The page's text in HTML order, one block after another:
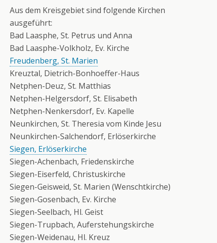
Aus dem Kreisgebiet sind folgende Kirchen
ausgeführt:
Bad Laasphe, St. Petrus und Anna
Bad Laasphe-Volkholz, Ev. Kirche
Freudenberg, St. Marien
Kreuztal, Dietrich-Bonhoeffer-Haus
Netphen-Deuz, St. Matthias
Netphen-Helgersdorf, St. Elisabeth
Netphen-Nenkersdorf, Ev. Kapelle
Neunkirchen, St. Theresia vom Kinde Jesu
Neunkirchen-Salchendorf, Erlöserkirche
Siegen, Erlöserkirche
Siegen-Achenbach, Friedenskirche
Siegen-Eiserfeld, Christuskirche
Siegen-Geisweid, St. Marien (Wenschtkirche)
Siegen-Gosenbach, Ev. Kirche
Siegen-Seelbach, Hl. Geist
Siegen-Trupbach, Auferstehungskirche
Siegen-Weidenau, Hl. Kreuz